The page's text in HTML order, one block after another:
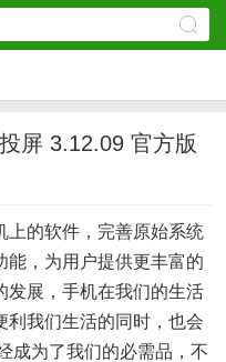
屏 3.12.09 官方版
上的软件，完善原始系统
能，为用户提供更丰富的
发展，手机在我们的生活
利我们生活的同时，也会
成为了我们的必需品，不